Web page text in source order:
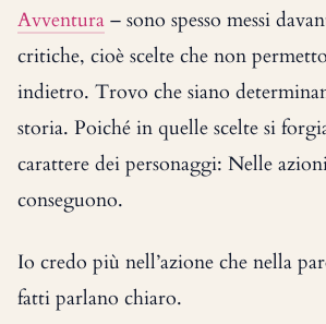
Avventura – sono spesso messi
critiche, cioè scelte che non
indietro. Trovo che siano
storia. Poiché in quelle scelte si
carattere dei personaggi: Nelle
conseguono.
Io credo più nell’azione che nella
fatti parlano chiaro.